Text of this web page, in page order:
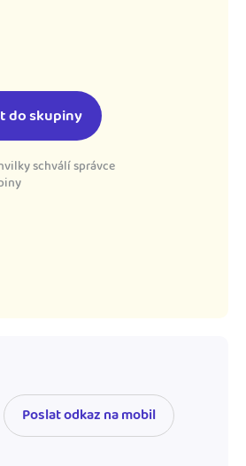
do skupiny
schválí správce
Poslat odkaz na mobil